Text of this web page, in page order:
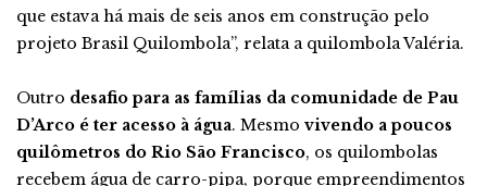
que estava há mais de seis anos em construção pelo
projeto Brasil Quilombola”, relata a quilombola Valéria.
Outro desafio para as famílias da comunidade de Pau
D’Arco é ter acesso à água. Mesmo vivendo a poucos
quilômetros do Rio São Francisco, os quilombolas
recebem água de carro-pipa, porque empreendimentos